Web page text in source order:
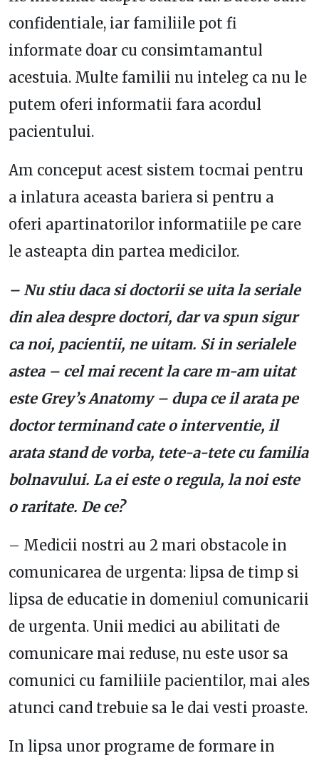
confidentiale, iar familiile pot fi
informate doar cu consimtamantul
acestuia. Multe familii nu inteleg ca nu le
putem oferi informatii fara acordul
pacientului.
Am conceput acest sistem tocmai pentru
a inlatura aceasta bariera si pentru a
oferi apartinatorilor informatiile pe care
le asteapta din partea medicilor.
– Nu stiu daca si doctorii se uita la seriale
din alea despre doctori, dar va spun sigur
ca noi, pacientii, ne uitam. Si in serialele
astea – cel mai recent la care m-am uitat
este Grey’s Anatomy – dupa ce il arata pe
doctor terminand cate o interventie, il
arata stand de vorba, tete-a-tete cu familia
bolnavului. La ei este o regula, la noi este
o raritate. De ce?
– Medicii nostri au 2 mari obstacole in
comunicarea de urgenta: lipsa de timp si
lipsa de educatie in domeniul comunicarii
de urgenta. Unii medici au abilitati de
comunicare mai reduse, nu este usor sa
comunici cu familiile pacientilor, mai ales
atunci cand trebuie sa le dai vesti proaste.
In lipsa unor programe de formare in